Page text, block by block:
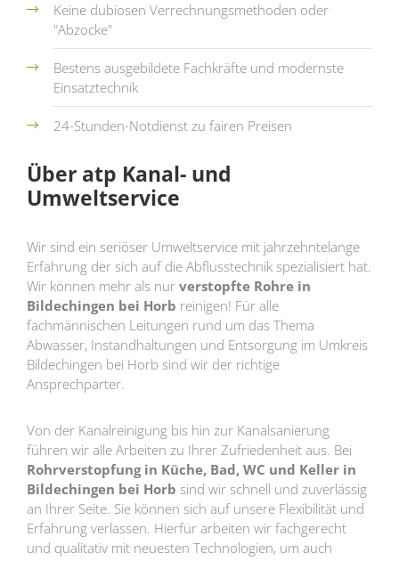
Keine dubiosen Verrechnungsmethoden oder
"Abzocke"
Bestens ausgebildete Fachkräfte und modernste
Einsatztechnik
24-Stunden-Notdienst zu fairen Preisen
Über atp Kanal- und
Umweltservice
Wir sind ein seriöser Umweltservice mit jahrzehntelange
Erfahrung der sich auf die Abflusstechnik spezialisiert hat.
Wir können mehr als nur verstopfte Rohre in
Bildechingen bei Horb reinigen! Für alle
fachmännischen Leitungen rund um das Thema
Abwasser, Instandhaltungen und Entsorgung im Umkreis
Bildechingen bei Horb sind wir der richtige
Ansprechparter.
Von der Kanalreinigung bis hin zur Kanalsanierung
führen wir alle Arbeiten zu Ihrer Zufriedenheit aus. Bei
Rohrverstopfung in Küche, Bad, WC und Keller in
Bildechingen bei Horb sind wir schnell und zuverlässig
an Ihrer Seite. Sie können sich auf unsere Flexibilität und
Erfahrung verlassen. Hierfür arbeiten wir fachgerecht
und qualitativ mit neuesten Technologien, um auch